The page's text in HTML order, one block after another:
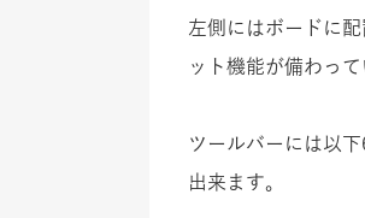
左側にはボードに
ット機能が備わって
ツールバーには以
出来ます。